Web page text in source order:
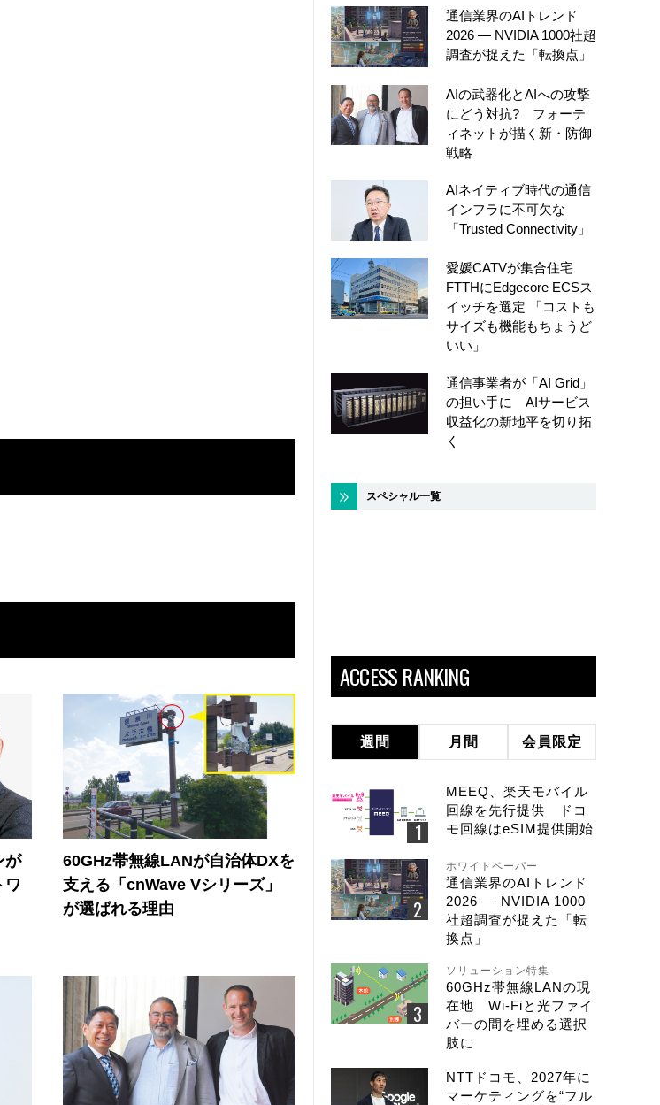
が
ワ
60GHz帯無線LANが自治体DXを
支える「cnWave Vシリーズ」
が選ばれる理由
通信業界のAIトレンド
2026 ― NVIDIA 1000社超
調査が捉えた「転換点」
AIの武器化とAIへの攻撃
にどう対抗? フォーテ
ィネットが描く新・防御
戦略
AIネイティブ時代の通信
インフラに不可欠な
「Trusted Connectivity」
愛媛CATVが集合住宅
FTTHにEdgecore ECSス
イッチを選定 「コストも
サイズも機能もちょうど
いい」
通信事業者が「AI Grid」
の担い手に AIサービス
収益化の新地平を切り拓
く
スペシャル一覧
ACCESS RANKING
週間 月間 会員限定
MEEQ、楽天モバイル
回線を先行提供 ドコ
モ回線はeSIM提供開始
ホワイトペーパー
通信業界のAIトレンド
2026 ― NVIDIA 1000
社超調査が捉えた「転
換点」
ソリューション特集
60GHz帯無線LANの現
在地 Wi-Fiと光ファイ
バーの間を埋める選択
肢に
NTTドコモ、2027年に
マーケティングを“フル